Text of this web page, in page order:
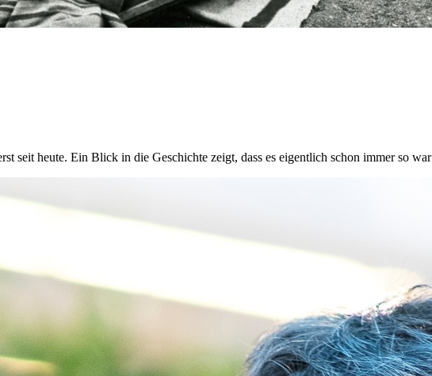
seit heute. Ein Blick in die Geschichte zeigt, dass es eigentlich schon immer so war